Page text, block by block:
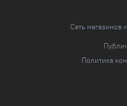
Сеть магазинов
Политика